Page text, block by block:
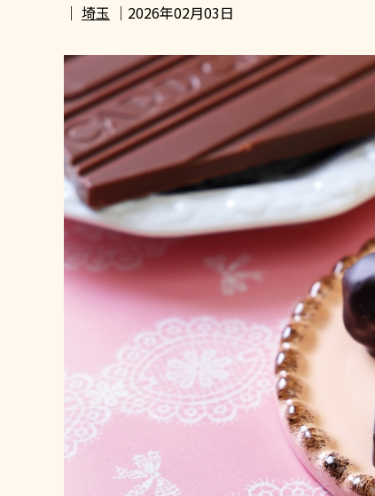
｜ 埼玉 ｜2026年02月03日